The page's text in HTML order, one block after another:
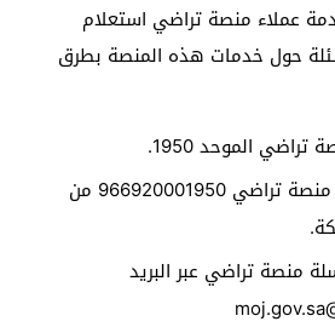
عملاء منصة تراضي استعلام
حول خدمات هذه المنصة بطرق
الموحد 1950.
الاتصال على رقم منصة تراضي 966920001950 من
منصة تراضي عبر البريد